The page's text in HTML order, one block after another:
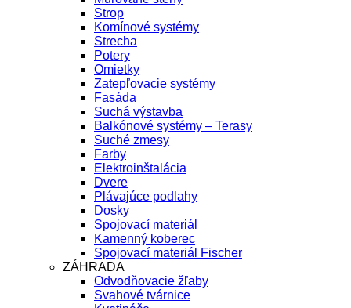
Strop
Komínové systémy
Strecha
Potery
Omietky
Zatepľovacie systémy
Fasáda
Suchá výstavba
Balkónové systémy – Terasy
Suché zmesy
Farby
Elektroinštalácia
Dvere
Plávajúce podlahy
Dosky
Spojovací materiál
Kamenný koberec
Spojovací materiál Fischer
ZÁHRADA
Odvodňovacie žľaby
Svahové tvárnice